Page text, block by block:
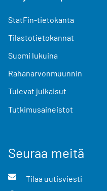
StatFin-tietokanta
Tilastotietokannat
Suomi lukuina
Rahanarvonmuunnin
Tulevat julkaisut
Tutkimusaineistot
Seuraa meitä
Tilaa uutisviesti